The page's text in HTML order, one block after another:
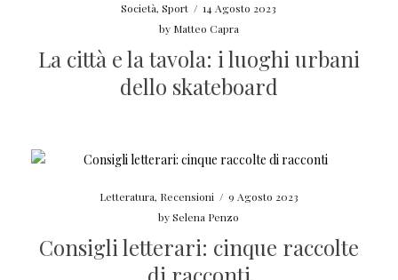
Società,Sport / 14 Agosto 2023
by Matteo Capra
La città e la tavola: i luoghi urbani
dello skateboard
Letteratura, Recensioni / 9 Agosto 2023
bySelena Penzo
Consigli letterari: cinque raccolte